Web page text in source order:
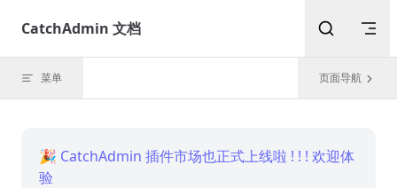
Skip to content
CatchAdmin 文档
菜单 页面导航
🎉 CatchAdmin 插件市场也正式上线啦 ! ! ! 欢迎体
验